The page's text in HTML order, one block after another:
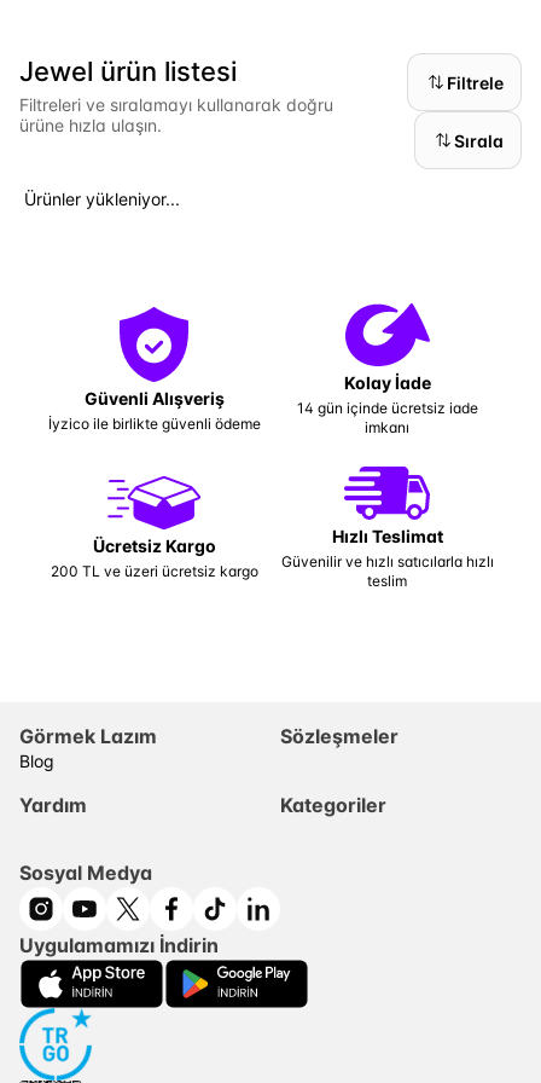
Jewel ürün listesi
Filtreleri ve sıralamayı kullanarak doğru
ürüne hızla ulaşın.
Filtrele
Sırala
Ürünler yükleniyor...
Güvenli Alışveriş
İyzico ile birlikte güvenli ödeme
Kolay İade
14 gün içinde ücretsiz iade
imkanı
Ücretsiz Kargo
200 TL ve üzeri ücretsiz kargo
Hızlı Teslimat
Güvenilir ve hızlı satıcılarla hızlı
teslim
Görmek Lazım
Blog
Sözleşmeler
Yardım Kategoriler
Sosyal Medya
Uygulamamızı İndirin